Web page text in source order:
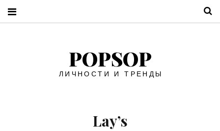
POPSOP
ЛИЧНОСТИ И ТРЕНДЫ
Lay’s